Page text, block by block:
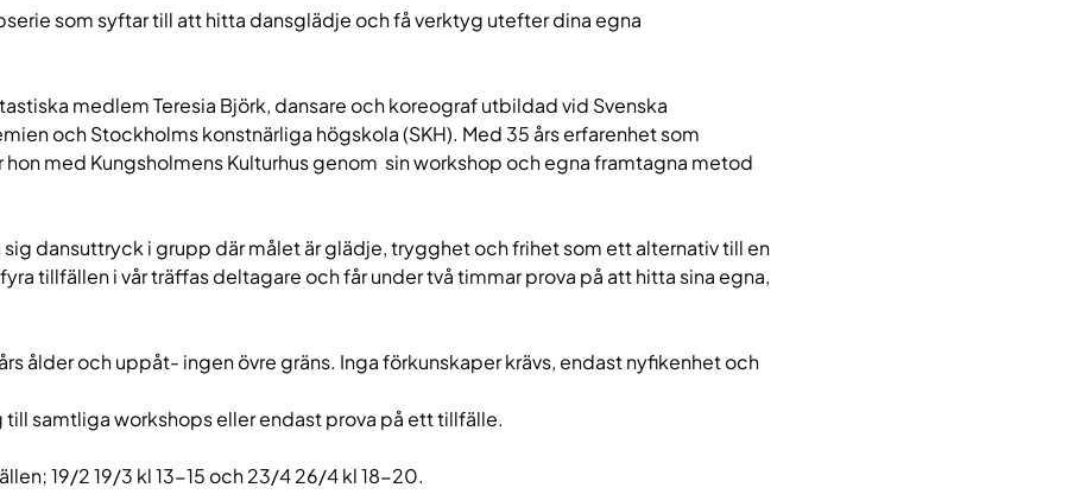
som syftar till att hitta dansglädje och få verktyg utefter dina egna
medlem Teresia Björk, dansare och koreograf utbildad vid Svenska
och Stockholms konstnärliga högskola (SKH). Med 35 års erfarenhet som
med Kungsholmens Kulturhus genom  sin workshop och egna framtagna metod
dansuttryck i grupp där målet är glädje, trygghet och frihet som ett alternativ till en
tillfällen i vår träffas deltagare och får under två timmar prova på att hitta sina egna,
ålder och uppåt- ingen övre gräns. Inga förkunskaper krävs, endast nyfikenhet och
till samtliga workshops eller endast prova på ett tillfälle.
19/2 19/3 kl 13-15 och 23/4 26/4 kl 18-20.